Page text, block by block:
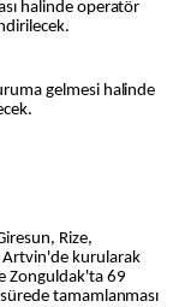
halinde operatör
gelmesi halinde
Rize,
Artvin'de kurularak
Zonguldak'ta 69
sürede tamamlanması